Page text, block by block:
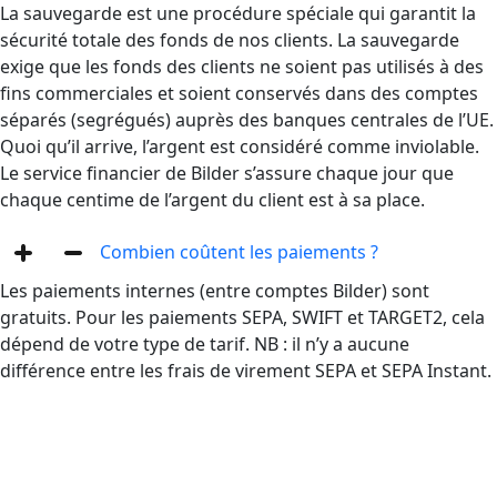
La sauvegarde est une procédure spéciale qui garantit la
sécurité totale des fonds de nos clients. La sauvegarde
exige que les fonds des clients ne soient pas utilisés à des
fins commerciales et soient conservés dans des comptes
séparés (segrégués) auprès des banques centrales de l’UE.
Quoi qu’il arrive, l’argent est considéré comme inviolable.
Le service financier de Bilder s’assure chaque jour que
chaque centime de l’argent du client est à sa place.
Combien coûtent les paiements ?
Les paiements internes (entre comptes Bilder) sont
gratuits. Pour les paiements SEPA, SWIFT et TARGET2, cela
dépend de votre type de tarif. NB : il n’y a aucune
différence entre les frais de virement SEPA et SEPA Instant.